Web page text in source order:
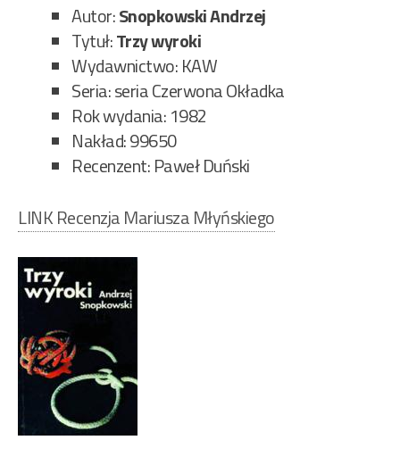
Autor:Snopkowski Andrzej
Tytuł:Trzy wyroki
Wydawnictwo: KAW
Seria: seria Czerwona Okładka
Rok wydania: 1982
Nakład: 99650
Recenzent: Paweł Duński
LINK Recenzja Mariusza Młyńskiego